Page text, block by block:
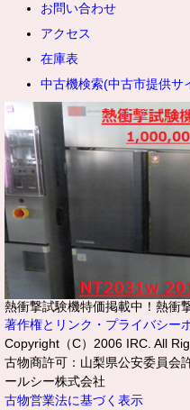
お問い合わせ
アクセス
在庫表
中古機検索(中古市提供サ
熱衝撃試験機特価掲載中！熱衝
著作権とリンク・プライバシー
Copyright（C）2006 IRC. All
古物商許可：山梨県公安委員会
ールシー株式会社
古物営業法に基づく表示